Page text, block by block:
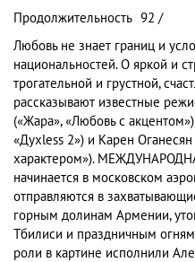
Продолжительность 92 /
Любовь не знает границ и
национальностей. О яркой и
трогательной и грустной,
рассказывают известные
(«Жара», «Любовь с
«Духless 2») и Карен
характером»).
начинается в московском
отправляются в
горным долинам Армении,
Тбилиси и праздничным
роли в картине исполнили